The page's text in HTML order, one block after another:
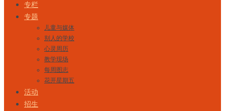
专栏
专题
儿童与媒体
别人的学校
心灵周历
教学现场
每周图志
花开星期五
活动
招生